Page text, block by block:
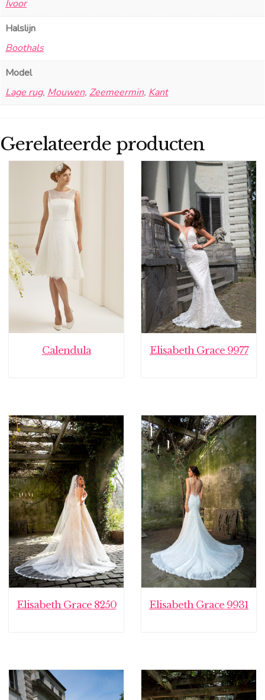
Ivoor
Halslijn
Boothals
Model
Lage rug, Mouwen, Zeemeermin, Kant
Gerelateerde producten
Calendula Elisabeth Grace 9977
Elisabeth Grace 8250 Elisabeth Grace 9931